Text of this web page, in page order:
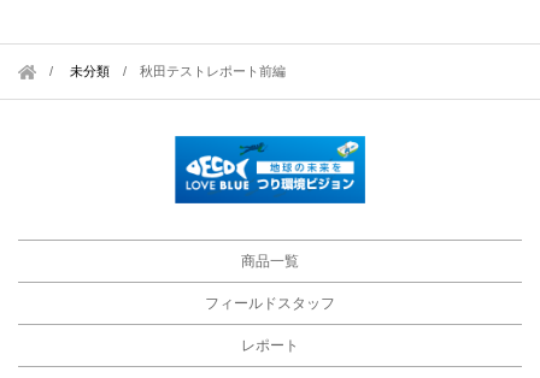
未分類 /秋田テストレポート前編
商品一覧
フィールドスタッフ
レポート